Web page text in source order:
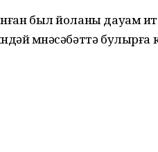
был йоланы дауам
мөнәсәбәттә булырға